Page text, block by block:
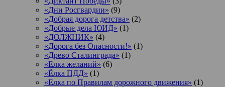
«Дни Росгвардии» (9)
«Добрая дорога детства» (2)
«Добрые дела ЮИД» (1)
«ДОЛЖНИК» (4)
«Дорога без Опасности!» (1)
«Древо Сталинграда» (1)
«Елка желаний» (6)
«Ёлка ПДД» (1)
«Елка по Правилам дорожного движения» (1)